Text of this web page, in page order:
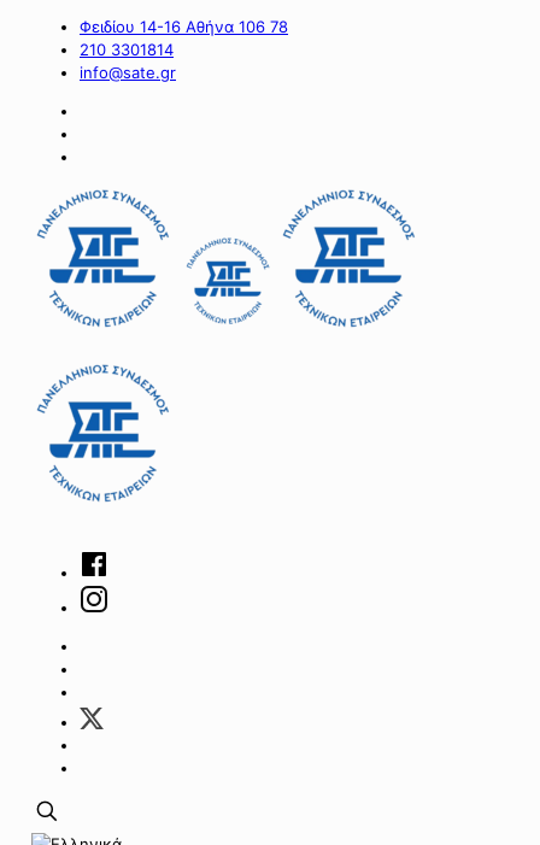
Φειδίου 14-16 Αθήνα 106 78
210 3301814
info@sate.gr